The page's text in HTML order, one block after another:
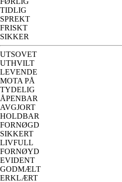
TIDLIG
SPREKT
FRISKT
SIKKER
UTSOVET
UTHVILT
LEVENDE
MOTA PÅ
TYDELIG
ÅPENBAR
AVGJORT
HOLDBAR
FORNØGD
SIKKERT
LIVFULL
FORNØYD
EVIDENT
GODMÆLT
ERKLÆRT